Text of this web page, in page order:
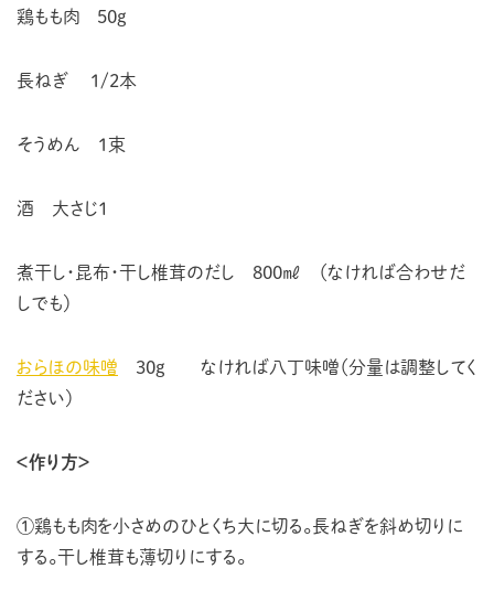
鶏もも肉 50g
長ねぎ 1/2本
そうめん 1束
酒 大さじ１
煮干し・昆布・干し椎茸のだし 800㎖ （なければ合わせだ
しでも）
おらほの味噌 30g なければ八丁味噌（分量は調整してく
ださい）
＜作り方＞
①鶏もも肉を小さめのひとくち大に切る。長ねぎを斜め切りに
する。干し椎茸も薄切りにする。